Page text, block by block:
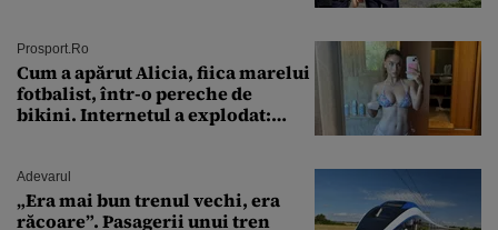
Prosport.ro
Cum a apărut Alicia, fiica marelui
fotbalist, într-o pereche de
bikini. Internetul a explodat:
Adevarul
„Era mai bun trenul vechi, era
răcoare”. Pasagerii unui tren